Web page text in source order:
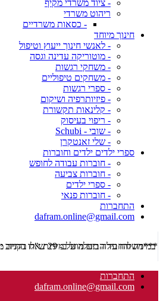
- ציוד משרדי מקיף
ריהוט משרדי
- כסאות משרדיים
חינוך מיוחד
- לאנשי חינוך ייעוץ וטיפול
- מוטוריקה עדינה וגסה
- משחקי רגשות
- משחקים טיפוליים
- ספרי רגשות
- פיזיותרפיה ושיקום
- קלינאות תקשורת
- ריפוי בעיסוק
- שובי - Schubi
- שלי זאנטקרן
ספרי ילדים ילדים וחוברות
- חוברות עבודה לחופש
- חוברות צביעה
- ספרי ילדים
- חוברות פנאי
התחברות
dafram.online@gmail.com
***משלוח עד הבית מוזל ב- 29 ש"ח בקניה מעל 289 ש"ח שליח עד הבית ***
התחברות
dafram.online@gmail.com